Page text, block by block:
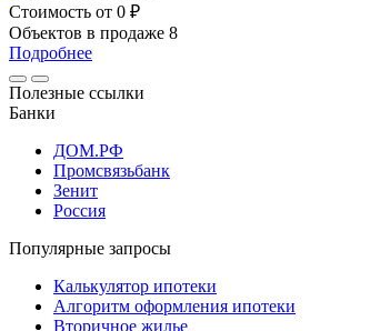
Стоимость от 0 ₽
Объектов в продаже 8
Подробнее
Полезные ссылки
Банки
ДОМ.РФ
Промсвязьбанк
Зенит
Россия
Популярные запросы
Калькулятор ипотеки
Алгоритм оформления ипотеки
Вторичное жилье